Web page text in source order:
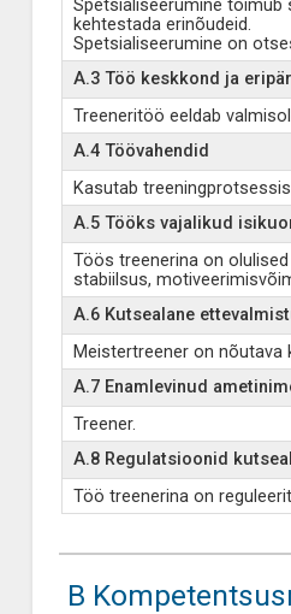
Spetsialiseerumine toimub
kehtestada erinõudeid.
Spetsialiseerumine on
A.3 Töö keskkond ja
Treeneritöö eeldab
A.4 Töövahendid
Kasutab
A.5 Tööks vajalikud
Töös treenerina on
stabiilsus,
A.6 Kutsealane
Meistertreener on nõutava
A.7 Enamlevinud
Treener.
A.8 Regulatsioonid
Töö treenerina on
B